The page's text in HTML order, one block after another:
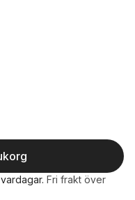
. Fri frakt över